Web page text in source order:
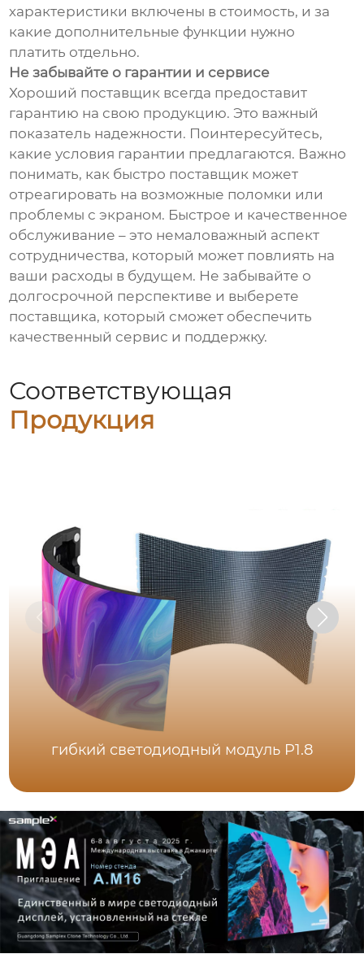
характеристики включены в стоимость, и за
какие дополнительные функции нужно
платить отдельно.
Не забывайте о гарантии и сервисе
Хороший поставщик всегда предоставит
гарантию на свою продукцию. Это важный
показатель надежности. Поинтересуйтесь,
какие условия гарантии предлагаются. Важно
понимать, как быстро поставщик может
отреагировать на возможные поломки или
проблемы с экраном. Быстрое и качественное
обслуживание – это немаловажный аспект
сотрудничества, который может повлиять на
ваши расходы в будущем. Не забывайте о
долгосрочной перспективе и выберете
поставщика, который сможет обеспечить
качественный сервис и поддержку.
Соответствующая
Продукция
гибкий светодиодный модуль P1.8